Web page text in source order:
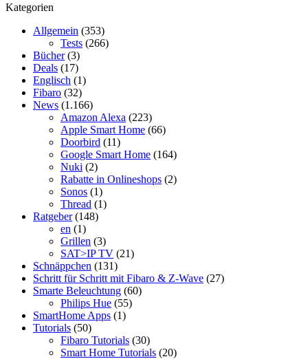
Kategorien
Allgemein (353)
Tests (266)
Bücher(3)
Deals (17)
Englisch (1)
Fibaro (32)
News (1.166)
Amazon Alexa (223)
Apple Smart Home (66)
Doorbird (11)
Google Smart Home (164)
Nuki (2)
Rabatte in Onlineshops (2)
Sonos (1)
Thread (1)
Ratgeber(148)
en (1)
Grillen (3)
SAT>IP TV (21)
Schnäppchen (131)
Schritt für Schritt mit Fibaro & Z-Wave (27)
Smarte Beleuchtung (60)
Philips Hue (55)
SmartHome Apps (1)
Tutorials (50)
Fibaro Tutorials (30)
Smart Home Tutorials (20)